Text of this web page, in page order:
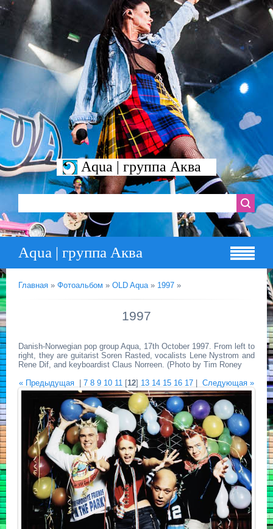
Aqua | группа Аква
Aqua | группа Аква
Главная » Фотоальбом » OLD Aqua» 1997 »
1997
Danish-Norwegian pop group Aqua, 17th October 1997. From left to
right, they are guitarist Soren Rasted, vocalists Lene Nystrom and
Rene Dif, and keyboardist Claus Norreen. (Photo by Tim Roney
« Предыдущая
7 8 9 10 11 [12] 13 14 15 16 17 Следующая »